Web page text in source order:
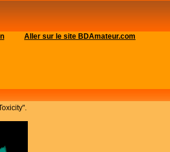
Aller sur le site BDAmateur.com